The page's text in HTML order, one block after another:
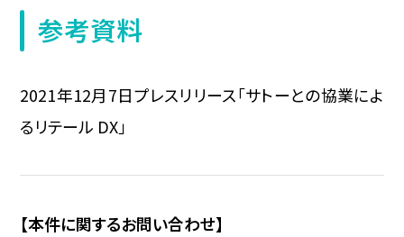
参考資料
2021年12月7日プレスリリース「サトーとの協業によ
るリテール DX」
【本件に関するお問い合わせ】